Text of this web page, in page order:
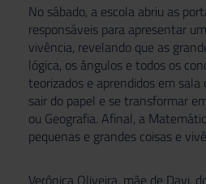
No sábado, a escola abriu as
responsáveis para apresentar
vivência, revelando que as
lógica, os ângulos e todos os
teorizados e aprendidos em
sair do papel e se transformar
ou Geografia. Afinal, a
pequenas e grandes coisas e
Verônica Oliveira, mãe de Davi,